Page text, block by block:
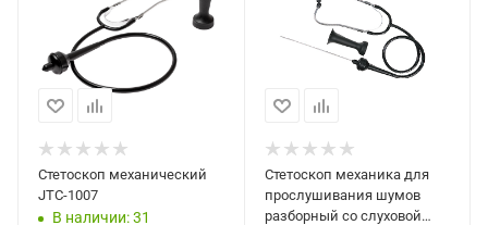
Стетоскоп механический
JTC-1007
В наличии: 31
Стетоскоп механика для
прослушивания шумов
разборный со слуховой